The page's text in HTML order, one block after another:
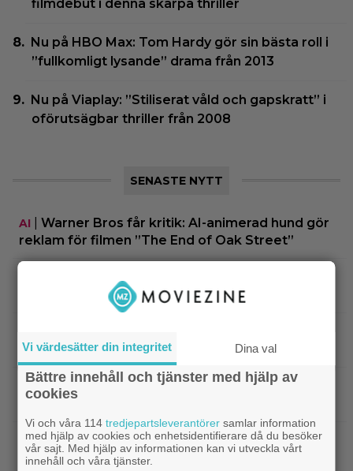
filmdebut i denna skarpa thriller
Nu på HBO Max: Tom Hardy gör sin bästa roll i
”fullkomligt lysande” drama från 2013
Nu på Viaplay: ”Stiliserat våld och gapskratt” i
oförutsägbar thriller från 2008
SENASTE NYTT
AI
Warner Bros får kritik: AI-animerad hund gör
reklam för filmen ”The End of Oak Street”
säsonger – tror skådespelaren bakom Bart
Viaplay: ”Sjuk humor och genialiskt manus”
HBO Max|Nu på HBO Max: Tom Hardy gör sin
bästa roll i ”fullkomligt lysande” drama från 2013
Streamingtips|Kvällens tv-tips: Du kan inte ana
vem som är mördaren i ”Beck” nummer 20
Vi värdesätter din integritet Dina val
Bättre innehåll och tjänster med hjälp av
cookies
Vi och våra 114tredjepartsleverantörer samlar information
med hjälp av cookies och enhetsidentifierare då du besöker
vår sajt. Med hjälp av informationen kan vi utveckla vårt
innehåll och våra tjänster.